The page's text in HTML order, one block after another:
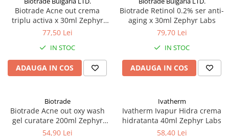
Biotrade Acne out crema
triplu activa x 30ml Zephyr
Labs
77,50 Lei
IN STOC
ADAUGA IN COS
Biotrade Retinol 0.2% ser anti-
aging x 30ml Zephyr Labs
79,70 Lei
IN STOC
ADAUGA IN COS
Biotrade
Biotrade Acne out oxy wash
gel curatare 200ml Zephyr
Labs
54,90 Lei
Ivatherm
Ivatherm Ivapur Hidra crema
hidratanta 40ml Zephyr Labs
58,40 Lei